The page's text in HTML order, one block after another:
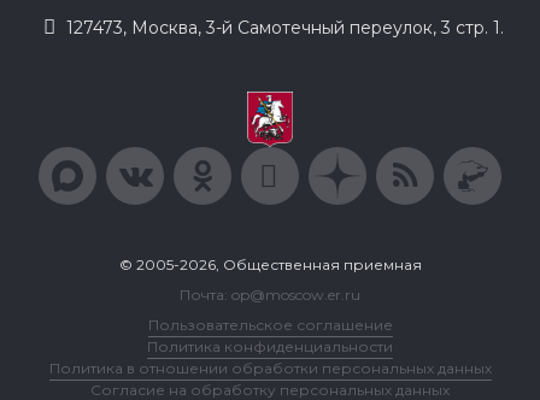
127473, Москва, 3-й Самотечный переулок, 3 стр. 1.
© 2005-2026, Общественная приемная
Почта: op@moscow.er.ru
Пользовательское соглашение
Политика конфиденциальности
Политика в отношении обработки персональных данных
Согласие на обработку персональных данных